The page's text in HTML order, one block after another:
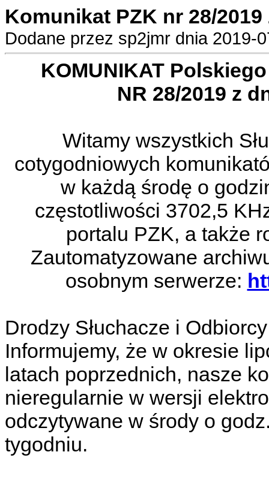
Komunikat PZK nr 28/2019
Dodane przez sp2jmr dnia 2019-
KOMUNIKAT
NR 28/2019 z
Witamy wszystkich
cotygodniowych
w każdą środę o
częstotliwości 3702,5
portalu PZK, a także
Zautomatyzowane
osobnym serwerze:
Drodzy Słuchacze i
Informujemy, że w okresie
latach poprzednich, nasze
nieregularnie w wersji
odczytywane w środy o
tygodniu.